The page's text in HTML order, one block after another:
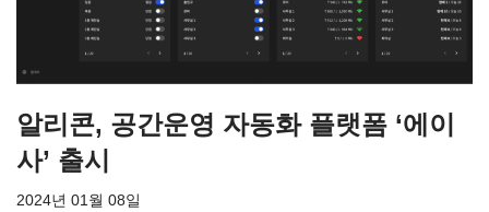
알리콘, 공간운영 자동화 플랫폼 ‘에이
사’ 출시
2024년 01월 08일